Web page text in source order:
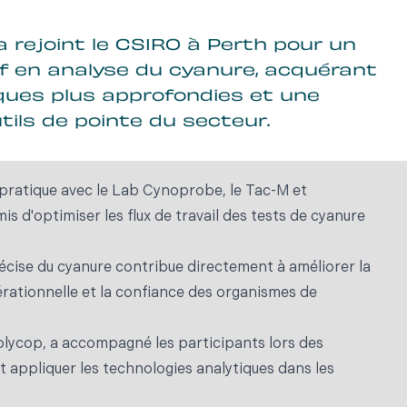
rejoint le CSIRO à Perth pour un
analyse du cyanure, acquérant
plus approfondies et une
de pointe du secteur.
avec le Lab Cynoprobe, le Tac-M et
d'optimiser les flux de travail des tests de cyanure
du cyanure contribue directement à améliorer la
et la confiance des organismes de
a accompagné les participants lors des
les technologies analytiques dans les